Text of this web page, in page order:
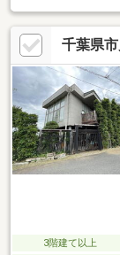
ており、お掃除等
８０ｍ）●葛飾中
マ：徒歩2分(１２
ィ中山：徒歩４分
千葉県
3階建て以上